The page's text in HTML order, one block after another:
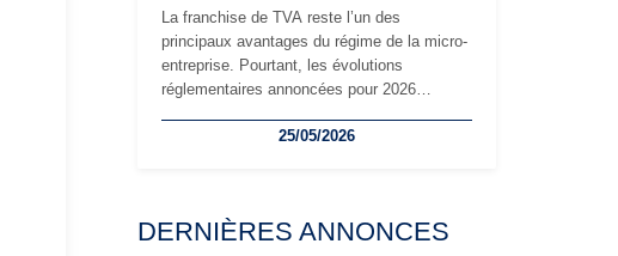
La franchise de TVA reste l’un des
principaux avantages du régime de la micro-
entreprise. Pourtant, les évolutions
réglementaires annoncées pour 2026
les auto-entrepreneurs, artisans et
évoluent dans un contexte de contrôle
25/05/2026
DERNIÈRES ANNONCES